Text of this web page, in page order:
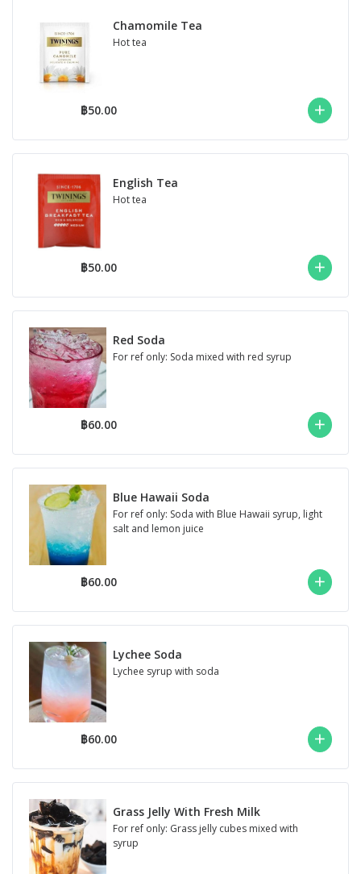
Chamomile Tea
Hot tea
฿50.00
English Tea
Hot tea
฿50.00
Red Soda
For ref only: Soda mixed with red syrup
฿60.00
Blue Hawaii Soda
For ref only: Soda with Blue Hawaii syrup, light
salt and lemon juice
฿60.00
Lychee Soda
Lychee syrup with soda
฿60.00
Grass Jelly With Fresh Milk
For ref only: Grass jelly cubes mixed with
syrup